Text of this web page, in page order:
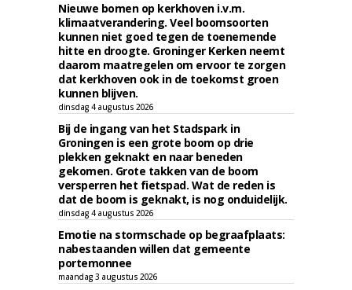
Nieuwe bomen op kerkhoven i.v.m.
klimaatverandering. Veel boomsoorten
kunnen niet goed tegen de toenemende
hitte en droogte. Groninger Kerken neemt
daarom maatregelen om ervoor te zorgen
dat kerkhoven ook in de toekomst groen
kunnen blijven.
dinsdag 4 augustus 2026
Bij de ingang van het Stadspark in
Groningen is een grote boom op drie
plekken geknakt en naar beneden
gekomen. Grote takken van de boom
versperren het fietspad. Wat de reden is
dat de boom is geknakt, is nog onduidelijk.
dinsdag 4 augustus 2026
Emotie na stormschade op begraafplaats:
nabestaanden willen dat gemeente
portemonnee
maandag 3 augustus 2026